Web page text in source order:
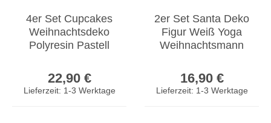
4er Set Cupcakes
Weihnachtsdeko
Polyresin Pastell
Weihnachten
22,90 €
Lieferzeit: 1-3 Werktage
2er Set Santa Deko
Figur Weiß Yoga
Weihnachtsmann
Tischdeko
16,90 €
Lieferzeit: 1-3 Werktage